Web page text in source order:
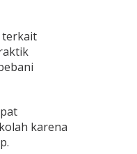
terkait
karena